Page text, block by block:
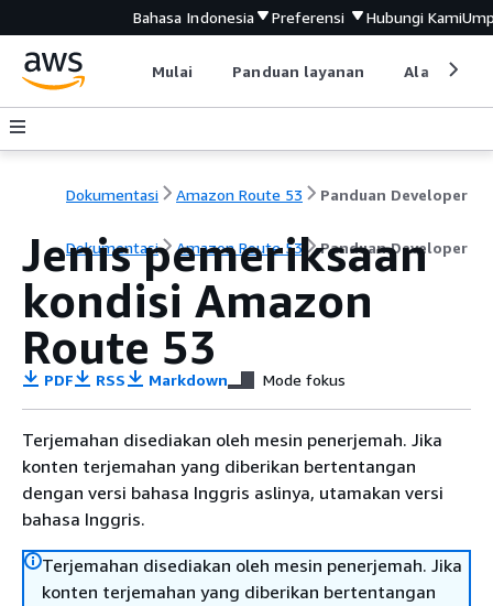
Bahasa Indonesia Preferensi Hubungi Kami
Mulai Panduan layanan Alat
Dokumentasi Amazon Route 53 Panduan Developer
Dokumentasi Amazon Route 53 Panduan Developer
Jenis pemeriksaan
kondisi Amazon
Route 53
PDF RSS Markdown Mode fokus
Terjemahan disediakan oleh mesin penerjemah. Jika
konten terjemahan yang diberikan bertentangan
dengan versi bahasa Inggris aslinya, utamakan versi
bahasa Inggris.
Terjemahan disediakan oleh mesin penerjemah. Jika
konten terjemahan yang diberikan bertentangan